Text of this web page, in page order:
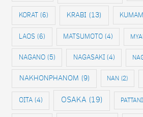
KORAT (6) KRABI (13)
LAOS (6) MATSUMOTO (4)
NAGANO(5) NAGASAKI(4)
NAKHONPHANOM (9) NAN (2)
OITA(4) OSAKA (19) PATTANI